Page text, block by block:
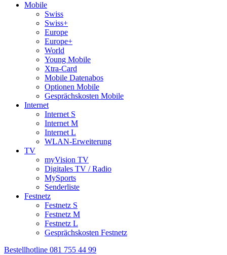
Mobile
Swiss
Swiss+
Europe
Europe+
World
Young Mobile
Xtra-Card
Mobile Datenabos
Optionen Mobile
Gesprächskosten Mobile
Internet
Internet S
Internet M
Internet L
WLAN-Erweiterung
TV
myVision TV
Digitales TV / Radio
MySports
Senderliste
Festnetz
Festnetz S
Festnetz M
Festnetz L
Gesprächskosten Festnetz
Bestellhotline 081 755 44 99